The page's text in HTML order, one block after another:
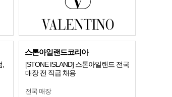
스톤아일랜드코리아
[STONE ISLAND] 스톤아일랜드 전국
매장 전 직급 채용
전국 매장